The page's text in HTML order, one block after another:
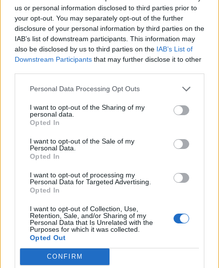
us or personal information disclosed to third parties prior to
your opt-out. You may separately opt-out of the further
disclosure of your personal information by third parties on the
IAB’s list of downstream participants. This information may
also be disclosed by us to third parties on the IAB’s List of
Downstream Participants that may further disclose it to other
Personal Data Processing Opt Outs
I want to opt-out of the Sharing of my
personal data.
Opted In
I want to opt-out of the Sale of my
Personal Data.
Opted In
I want to opt-out of processing my
Personal Data for Targeted Advertising.
Opted In
I want to opt-out of Collection, Use,
Retention, Sale, and/or Sharing of my
Personal Data that Is Unrelated with the
Purposes for which it was collected.
Opted Out
CONFIRM
kuumimpia joukkueita.
Edellinen artikkeli
Jokereiden tilanteessa jälleen
Mestikseen ei käsitelty
Seuraava artikkeli
rumasti itsensä suihkun
LIITTYVÄT ARTIKKELIT LISÄÄ TEKIJÄLTÄ
Leijonat julkisti ketjut Sveitsi-peliin –
Aleksander Barkov tekee paluun
kaukaloon
Venäläisveskari sekosi Suomen 2.